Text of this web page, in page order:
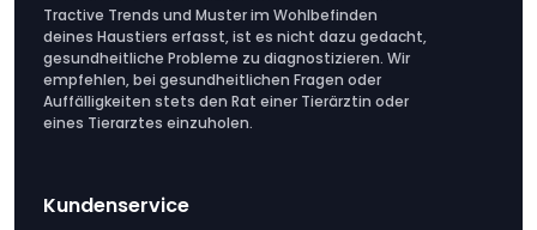
Tractive Trends und Muster im Wohlbefinden
deines Haustiers erfasst, ist es nicht dazu gedacht,
gesundheitliche Probleme zu diagnostizieren. Wir
empfehlen, bei gesundheitlichen Fragen oder
Auffälligkeiten stets den Rat einer Tierärztin oder
eines Tierarztes einzuholen.
Kundenservice